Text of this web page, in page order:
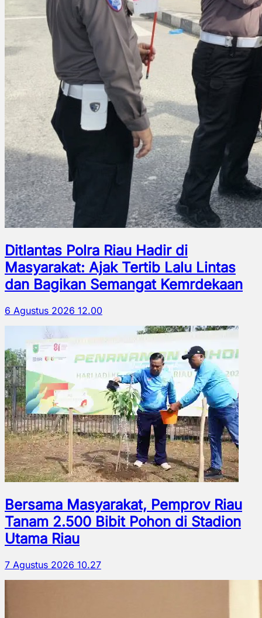
Ditlantas Polra Riau Hadir di
Masyarakat: Ajak Tertib Lalu Lintas
dan Bagikan Semangat Kemrdekaan
6 Agustus 2026 12.00
Bersama Masyarakat, Pemprov Riau
Tanam 2.500 Bibit Pohon di Stadion
Utama Riau
7 Agustus 2026 10.27